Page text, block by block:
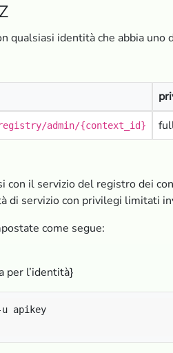
qualsiasi identità che abbia
admin/{context_id}
con il servizio del registro dei
di servizio con privilegi limitati
come segue:
per l’identità}